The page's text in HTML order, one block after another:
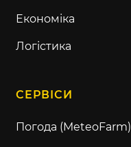
Економіка
Логістика
СЕРВІСИ
Погода (MeteoFarm)